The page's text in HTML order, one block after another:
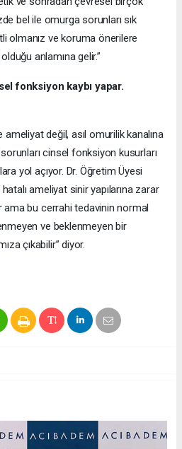
bel ile omurga sorunları sık
olmanız ve koruma önerilere
anlamına gelir.”
fonksiyon kaybı yapar.
ameliyat değil, asıl omurilik kanalına
cinsel fonksiyon kusurları
yol açıyor. Dr. Öğretim Üyesi
ameliyat sinir yapılarına zarar
bu cerrahi tedavinin normal
ve beklenmeyen bir
çıkabilir” diyor.